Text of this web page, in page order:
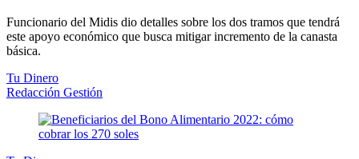
Funcionario del Midis dio detalles sobre los dos tramos que tendrá
este apoyo económico que busca mitigar incremento de la canasta
básica.
Tu Dinero
Redacción Gestión